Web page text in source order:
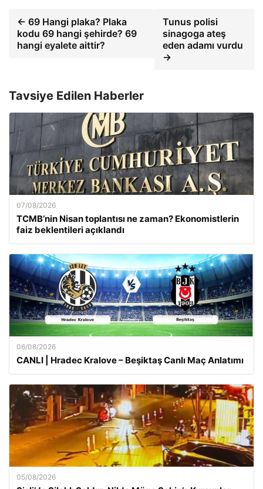
← 69 Hangi plaka? Plaka
kodu 69 hangi şehirde? 69
hangi eyalete aittir?
Tunus polisi
sinagoga ateş
eden adamı vurdu
→
Tavsiye Edilen Haberler
07/08/2026
TCMB’nin Nisan toplantısı ne zaman? Ekonomistlerin
faiz beklentileri açıklandı
06/08/2026
CANLI | Hradec Kralove – Beşiktaş Canlı Maç Anlatımı
05/08/2026